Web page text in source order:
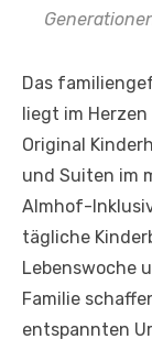
Das
liegt im
Original
und Suiten im
Almhof-
tägliche
Lebenswoche
Familie
entspannten